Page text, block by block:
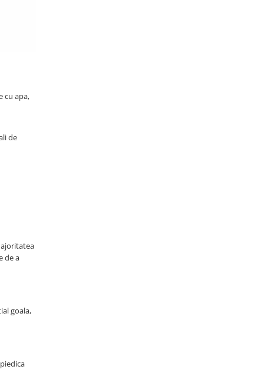
cu apa,
de
de a
goala,